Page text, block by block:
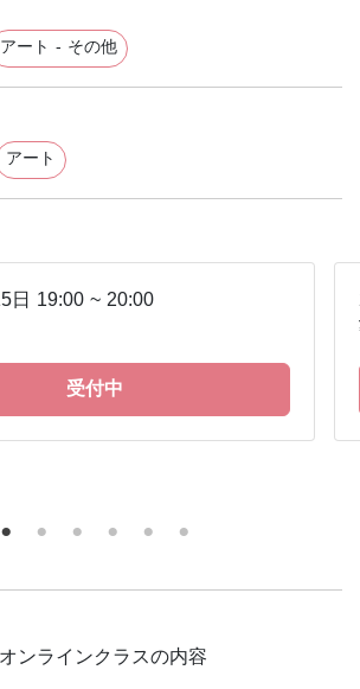
アート - その他
アート
日 19:00~20:00
受付中
ンラインクラスの内容